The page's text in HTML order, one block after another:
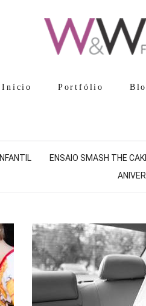
Início Portfólio
INFANTIL ENSAIO SMASH THE